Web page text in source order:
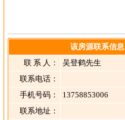
该房源联系信息
联 系 人：
吴登鹤先生
联系电话：
手机号码：
13758853006
联系地址：